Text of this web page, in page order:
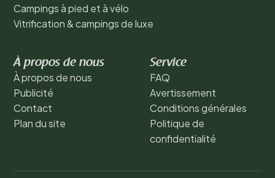
Campings à pied et à vélo
Vitrification & campings de luxe
À propos de nous
À propos de nous
Publicité
Contact
Plan du site
Service
FAQ
Avertissement
Conditions générales
Politique de
confidentialité